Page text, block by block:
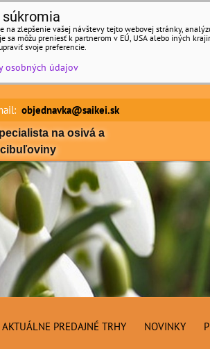
objednavka@saikei.sk
na osivá a
AKTUÁLNE PREDAJNÉ TRHY NOVINKY
na zlepšenie vašej návštevy tejto webovej stránky,
sa môžu preniesť k partnerom v EÚ, USA alebo iných
svoje preferencie.
osobných údajov